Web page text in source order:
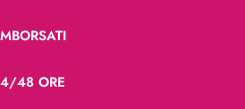
48 ORE